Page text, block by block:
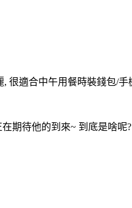
很適合中午用餐時裝錢包/手
期待他的到來~ 到底是啥呢?